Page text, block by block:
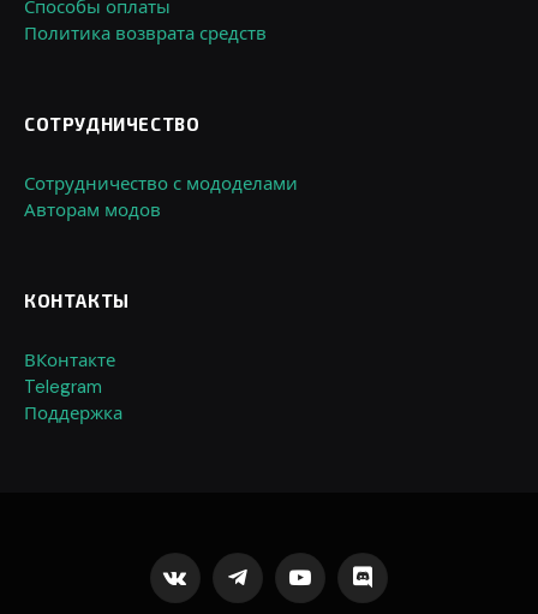
Способы оплаты
Политика возврата средств
СОТРУДНИЧЕСТВО
Сотрудничество с мододелами
Авторам модов
КОНТАКТЫ
ВКонтакте
Telegram
Поддержка
VKontakteTelegramYouTubeDiscord